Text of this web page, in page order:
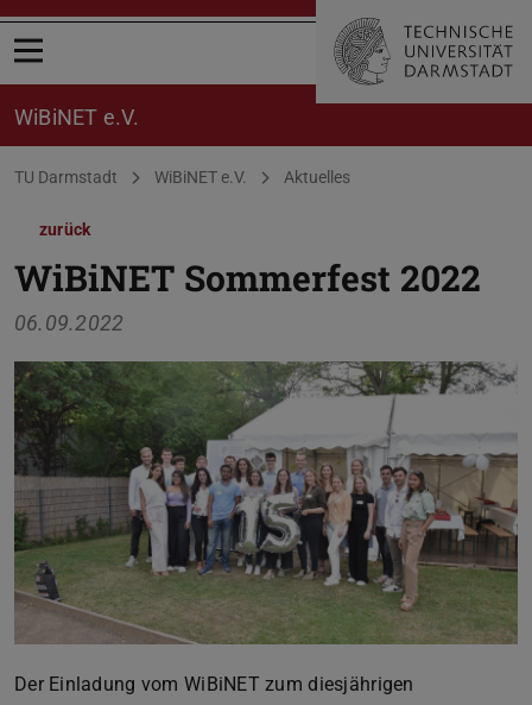
Menü öffnen
WiBiNET e.V.
Sie befinden sich hier:
TU Darmstadt WiBiNET e.V. Aktuelles
zurück
WiBiNET Sommerfest 2022
06.09.2022
Der Einladung vom WiBiNET zum diesjährigen